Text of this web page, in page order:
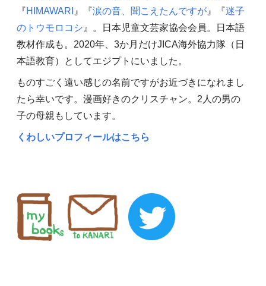
『HIMAWARI 』『涙の音、聞こえたんですが』『迷子
のトウモロコシ 』。日本児童文芸家協会会員。日本語
教材作成も。2020年、3か月だけJICA海外協力隊（日
本語教育）としてエジプトにいました。
ものすごく遠い感じの名前ですがお近づきになれまし
たら幸いです。漫画好きのクリスチャン。2人の男の
子の母親もしています。
くわしいプロフィールはこちら